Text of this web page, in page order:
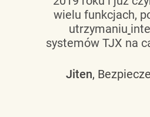
wielu funkcjach,
utrzymaniu
systemów TJX na
Jiten,